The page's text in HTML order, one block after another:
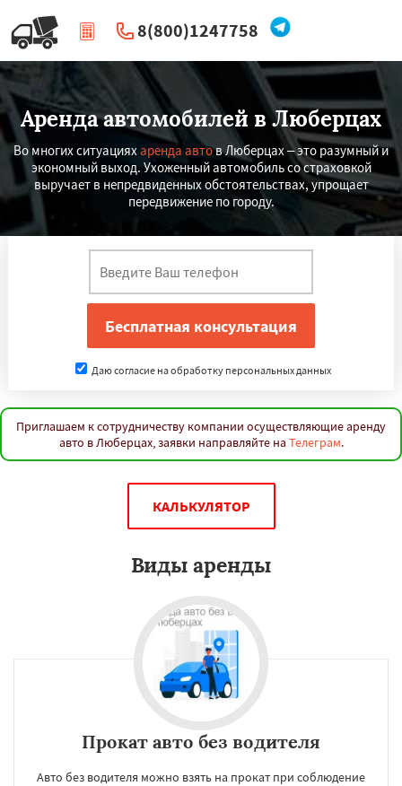
8(800)1247758
| Перезвоните мне
Аренда автомобилей в Люберцах
Во многих ситуацияхаренда автов Люберцах – это разумный и
экономный выход. Ухоженный автомобиль со страховкой
выручает в непредвиденных обстоятельствах, упрощает
передвижение по городу.
Даю согласие на обработку персональных данных
Приглашаем к сотрудничеству компании осуществляющие аренду
авто в Люберцах, заявки направляйте на Телеграм.
КАЛЬКУЛЯТОР
Виды аренды
Прокат авто без водителя
Авто без водителя можно взять на прокат при соблюдение